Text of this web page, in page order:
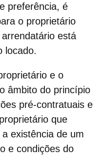
preferência, é
o proprietário
está
locado.
e o
âmbito do princípio
pré-contratuais e
que
existência de um
e condições do